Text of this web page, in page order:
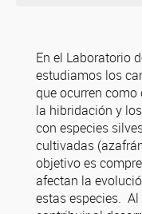
En el Laboratorio
estudiamos los
que ocurren
la hibridación y
con especies
cultivadas
objetivo es
afectan la
estas especies.